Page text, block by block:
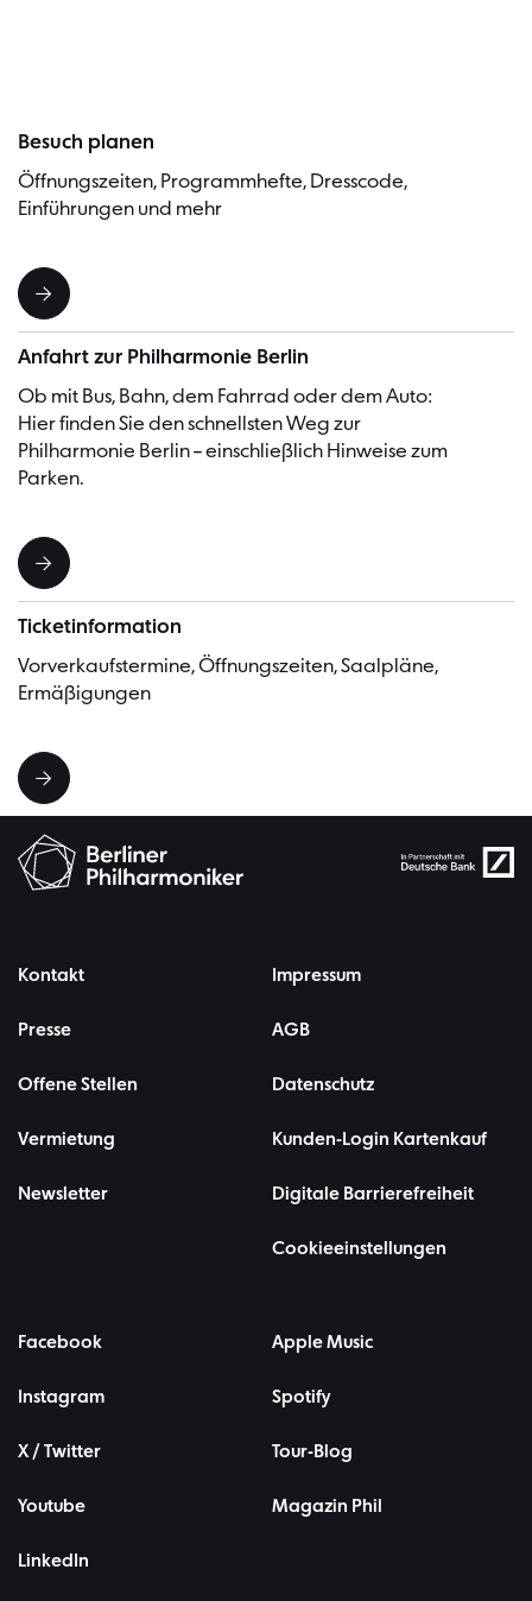
Besuch planen
Öffnungszeiten, Programmhefte, Dresscode,
Einführungen und mehr
Anfahrt zur Philharmonie Berlin
Ob mit Bus, Bahn, dem Fahrrad oder dem Auto:
Hier finden Sie den schnellsten Weg zur
Philharmonie Berlin – einschließlich Hinweise zum
Parken.
Ticketinformation
Vorverkaufstermine, Öffnungszeiten, Saalpläne,
Ermäßigungen
Kontakt
Presse
Offene Stellen
Vermietung
Newsletter
Impressum
AGB
Datenschutz
Kunden-Login Kartenkauf
Digitale Barrierefreiheit
Cookieeinstellungen
Facebook
Instagram
X / Twitter
Youtube
LinkedIn
Apple Music
Spotify
Tour-Blog
Magazin Phil